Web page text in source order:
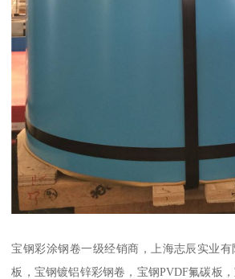
宝钢彩涂钢卷一级经销商，上海志辰实业
板，宝钢镀铝锌彩钢卷，宝钢PVDF氟碳板